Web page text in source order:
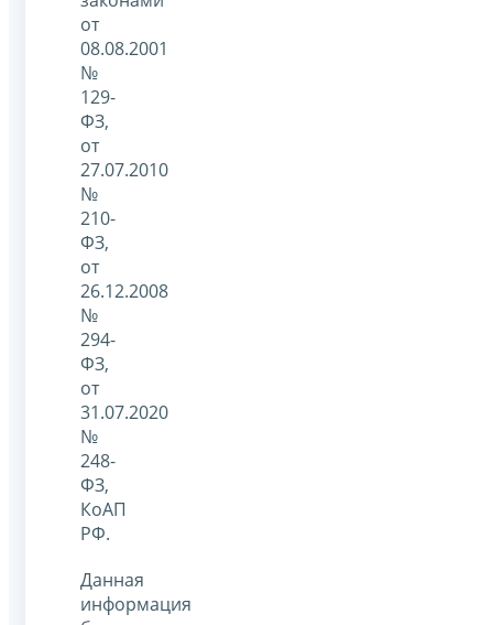
от
08.08.2001
№
129-
ФЗ,
от
27.07.2010
№
210-
ФЗ,
от
26.12.2008
№
294-
ФЗ,
от
31.07.2020
№
248-
ФЗ,
КоАП
РФ.
Данная
информация